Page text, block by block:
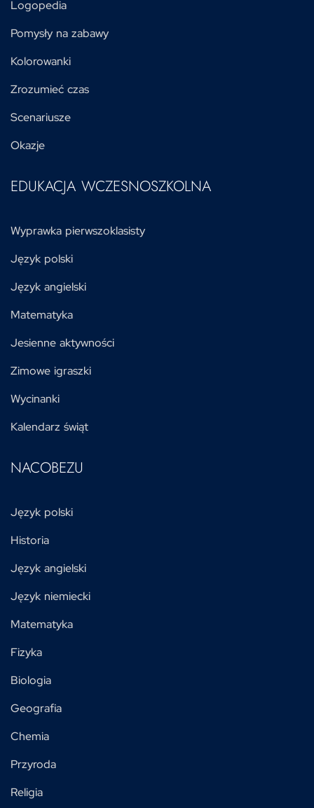
Logopedia
Pomysły na zabawy
Kolorowanki
Zrozumieć czas
Scenariusze
Okazje
EDUKACJA WCZESNOSZKOLNA
Wyprawka pierwszoklasisty
Język polski
Język angielski
Matematyka
Jesienne aktywności
Zimowe igraszki
Wycinanki
Kalendarz świąt
NACOBEZU
Język polski
Historia
Język angielski
Język niemiecki
Matematyka
Fizyka
Biologia
Geografia
Chemia
Przyroda
Religia